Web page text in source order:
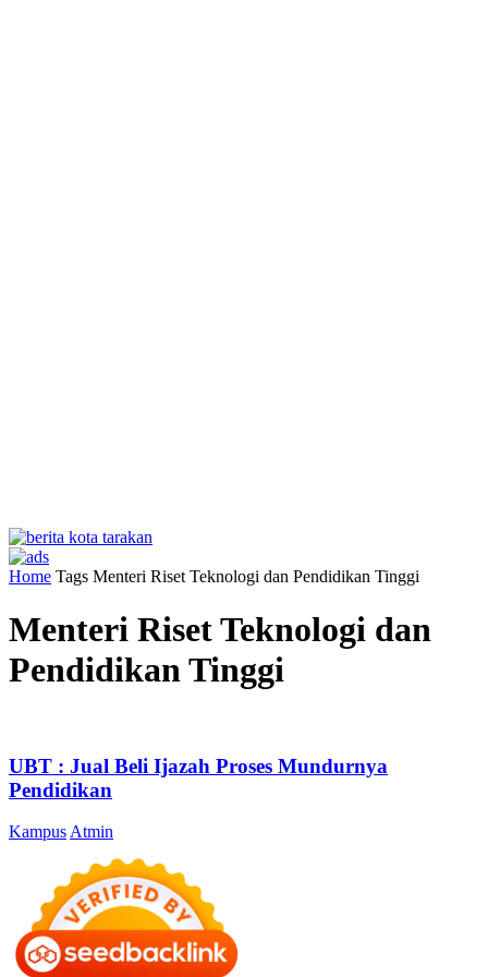
Home Tags Menteri Riset Teknologi dan Pendidikan Tinggi
Menteri Riset Teknologi dan
Pendidikan Tinggi
UBT : Jual Beli Ijazah Proses Mundurnya
Pendidikan
Kampus Atmin